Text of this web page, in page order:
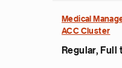
Medical
ACC Cluster
Regular, Full